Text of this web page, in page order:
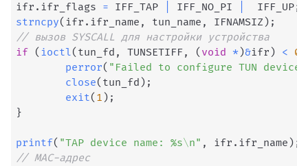
ifr . ifr_flags = IFF_TAP IFF_NO_PI
  IFF_UP
;
strncpy( ifr . ifr_name , tun_name , IFNAMSIZ ) ;
// вызов SYSCALL для настройки устройства
if ( ioctl( tun_fd , TUNSETIFF, ( void *)&ifr ) < 0
perror( "Failed to configure TUN device"
close( tun_fd ) ;
exit( 1 ) ;
}
printf( "TAP device name: %s\n" , ifr . ifr_name ) ;
// MAC-адрес